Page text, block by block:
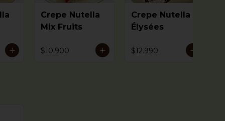
Crepe Nutella
Mix Fruits
$10.900
Crepe Nutella
Élysées
$12.990